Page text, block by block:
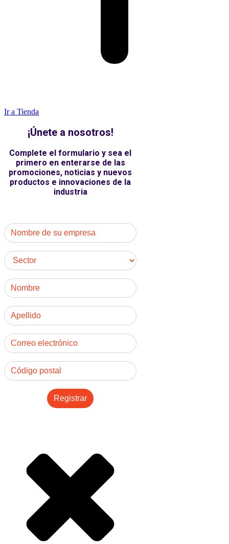
Ir a Tienda
¡Únete a nosotros!
Complete el formulario y sea el
primero en enterarse de las
promociones, noticias y nuevos
productos e innovaciones de la
industria